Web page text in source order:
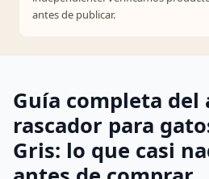
antes de publicar.
Guía completa del
rascador para
Gris: lo que casi